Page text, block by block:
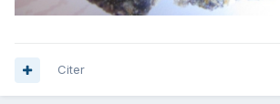
Citer